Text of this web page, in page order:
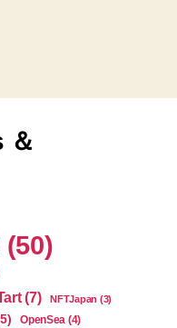
＆
(50)
(7) NFTJapan (3)
OpenSea (4)